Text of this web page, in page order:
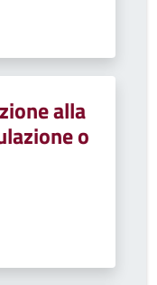
alla
o